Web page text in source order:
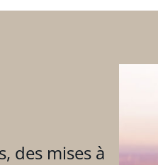
des mises à